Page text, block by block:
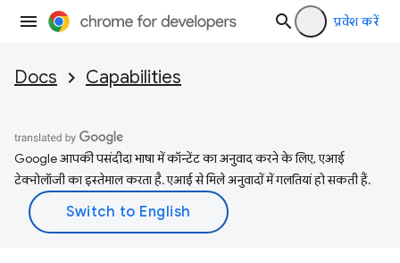
प्रवेश करें
Docs Capabilities
Google आपकी पसंदीदा भाषा में कॉन्टेंट का अनुवाद करने के लिए, एआई
टेक्नोलॉजी का इस्तेमाल करता है. एआई से मिले अनुवादों में गलतियां हो सकती हैं.